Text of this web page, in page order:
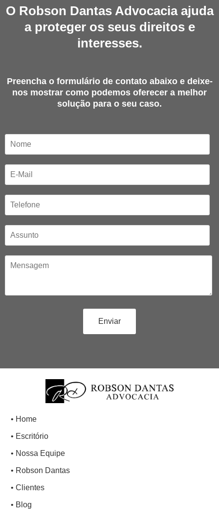
O Robson Dantas Advocacia ajuda
a proteger os seus direitos e
interesses.
Preencha o formulário de contato abaixo e deixe-
nos mostrar como podemos oferecer a melhor
solução para o seu caso.
• Home
• Escritório
• Nossa Equipe
• Robson Dantas
• Clientes
• Blog